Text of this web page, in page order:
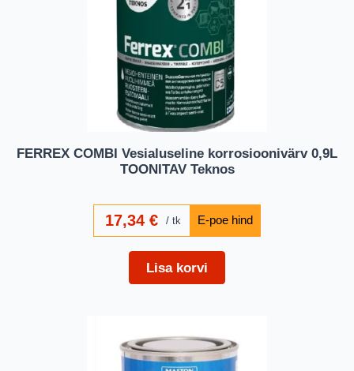
FERREX COMBI Vesialuseline korrosioonivärv 0,9L
TOONITAV Teknos
17,34 € tk
Lisa korvi